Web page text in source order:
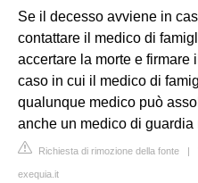
Se il decesso avviene in
contattare il medico di
accertare la morte e firmare
caso in cui il medico di
qualunque medico può
anche un medico di guardia
Richiesta di rimozione della fonte |
exequia.it